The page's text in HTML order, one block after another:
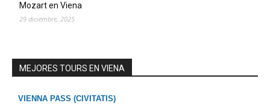
Mozart en Viena
29 diciembre, 2025
MEJORES TOURS EN VIENA
VIENNA PASS (CIVITATIS)